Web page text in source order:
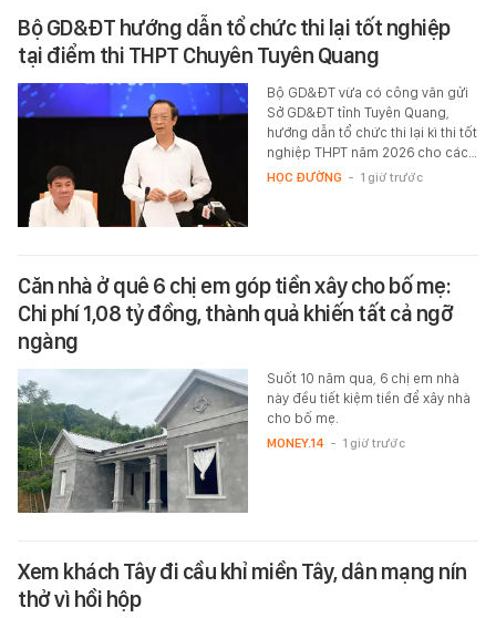
Bộ GD&ĐT hướng dẫn tổ chức thi lại tốt nghiệp
tại điểm thi THPT Chuyên Tuyên Quang
Bộ GD&ĐT vừa có công văn gửi
Sở GD&ĐT tỉnh Tuyên Quang,
hướng dẫn tổ chức thi lại kì thi tốt
nghiệp THPT năm 2026 cho các…
HỌC ĐƯỜNG - 1 giờ trước
Căn nhà ở quê 6 chị em góp tiền xây cho bố mẹ:
Chi phí 1,08 tỷ đồng, thành quả khiến tất cả ngỡ
ngàng
Suốt 10 năm qua, 6 chị em nhà
này đều tiết kiệm tiền để xây nhà
cho bố mẹ.
MONEY.14 - 1 giờ trước
Xem khách Tây đi cầu khỉ miền Tây, dân mạng nín
thở vì hồi hộp